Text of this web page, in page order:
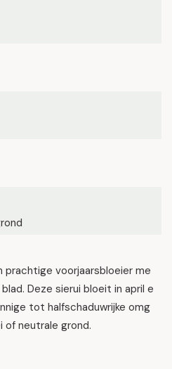
prachtige voorjaarsbloeier me
Deze sierui bloeit in april e
tot halfschaduwrijke omg
of neutrale grond.